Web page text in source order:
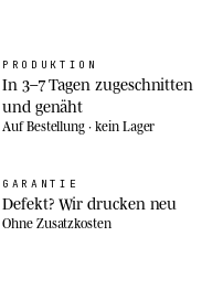
PRODUKTION
In 3–7 Tagen zugeschnitten
und genäht
Auf Bestellung · kein Lager
GARANTIE
Defekt? Wir drucken neu
Ohne Zusatzkosten